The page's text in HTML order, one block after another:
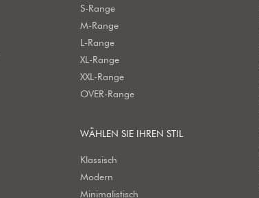
S-Range
M-Range
L-Range
XL-Range
XXL-Range
OVER-Range
WÄHLEN SIE IHREN STIL
Klassisch
Modern
Minimalistisch